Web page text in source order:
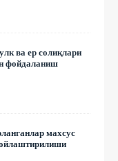
ва ер солиқлари
фойдаланиш
махсус